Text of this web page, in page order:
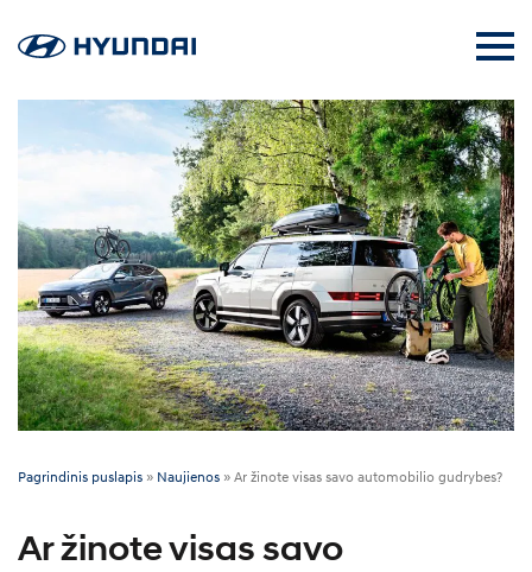
Pagrindinis puslapis » Naujienos » Ar žinote visas savo automobilio gudrybes?
Ar žinote visas savo